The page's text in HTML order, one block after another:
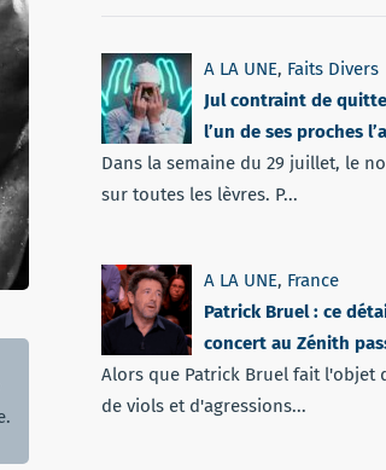
A LA UNE, Faits Divers
Jul contraint de
l’un de ses proches
Dans la semaine du 29 juillet, le
sur toutes les lèvres. P...
A LA UNE, France
Patrick Bruel : ce
concert au Zénith
Alors que Patrick Bruel fait l'objet
de viols et d'agressions...